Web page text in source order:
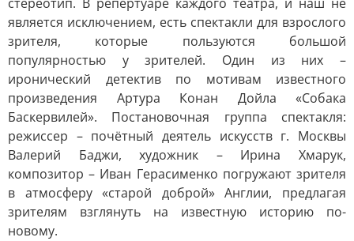
является исключением, есть спектакли для взрослого
зрителя, которые пользуются большой
популярностью у зрителей. Один из них –
иронический детектив по мотивам известного
произведения Артура Конан Дойла «Собака
Баскервилей». Постановочная группа спектакля:
режиссер – почётный деятель искусств г. Москвы
Валерий Баджи, художник – Ирина Хмарук,
композитор – Иван Герасименко погружают зрителя
в атмосферу «старой доброй» Англии, предлагая
зрителям взглянуть на известную историю по-
новому.